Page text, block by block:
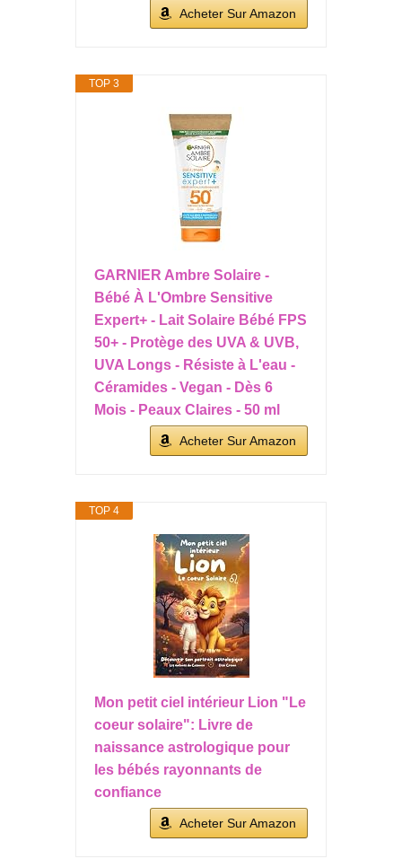
Acheter Sur Amazon
TOP 3
GARNIER Ambre Solaire -
Bébé À L'Ombre Sensitive
Expert+ - Lait Solaire Bébé FPS
50+ - Protège des UVA & UVB,
UVA Longs - Résiste à L'eau -
Céramides - Vegan - Dès 6
Mois - Peaux Claires - 50 ml
Acheter Sur Amazon
TOP 4
Mon petit ciel intérieur Lion "Le
coeur solaire": Livre de
naissance astrologique pour
les bébés rayonnants de
confiance
Acheter Sur Amazon